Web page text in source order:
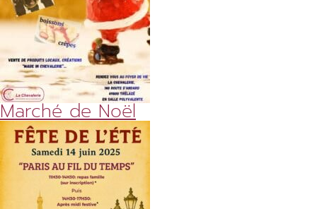
Marché de Noël